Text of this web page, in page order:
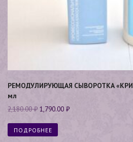
РЕМОДУЛИРУЮЩАЯ СЫВОРОТКА
мл
2,180.00₽ 1,790.00 ₽
ПОДРОБНЕЕ